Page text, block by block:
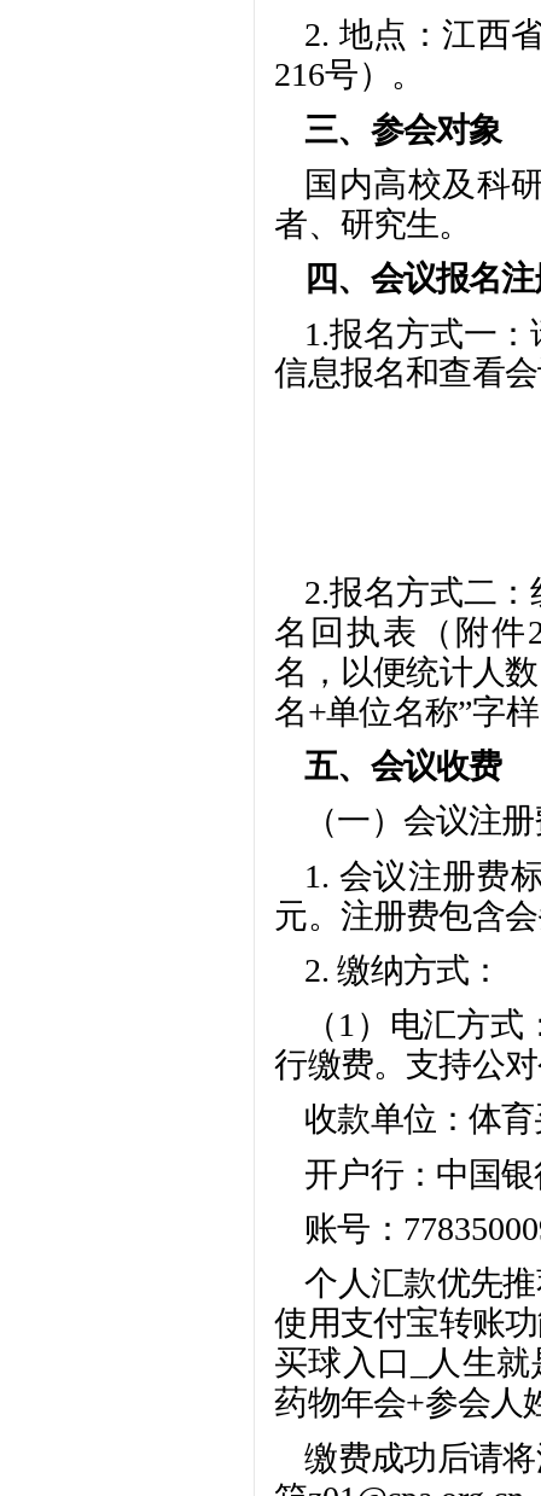
2. 地点：江西
216号）。
三、参会对象
国内高校及科
者、研究生。
四、会议报名
1.报名方式一
信息报名和查看
2.报名方式二
名回执表（附件
名，以便统计人
名+单位名称”字
五、会议收费
（一）会议注
1. 会议注册费
元。注册费包含
2. 缴纳方式：
（1）电汇方
行缴费。支持公
收款单位：体
开户行：中国
账号：
个人汇款优先
使用支付宝转账
买球入口_人生
药物年会+参会人
缴费成功后请